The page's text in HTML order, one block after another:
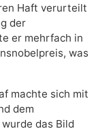
Haft verurteilt
der
er mehrfach in
was
machte sich mit
dem
das Bild